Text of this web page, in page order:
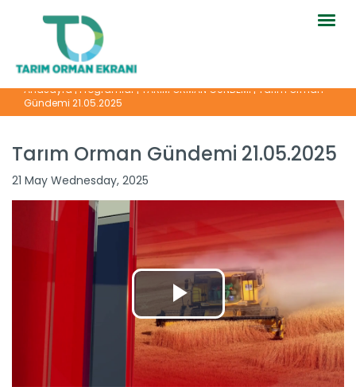
Anasayfa|Programlar|TARIM ORMAN GÜNDEMİ|Tarım Orman
Gündemi 21.05.2025
Tarım Orman Gündemi 21.05.2025
21 May Wednesday, 2025